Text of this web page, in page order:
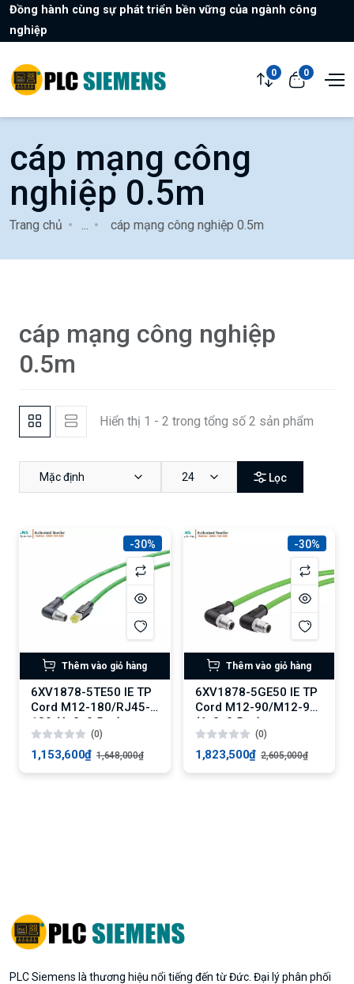
Đồng hành cùng sự phát triển bền vững của ngành công
nghiệp
0 0
cáp mạng công
nghiệp 0.5m
Trang chủ cáp mạng công nghiệp 0.5m
cáp mạng công nghiệp
0.5m
Hiển thị 1 - 2 trong tổng số 2 sản phẩm
Mặc định 24 Lọc
-30%
Thêm vào giỏ hàng
6XV1878-5TE50 IE TP
Cord M12-180/RJ45-
180 (4x2, 0,5 m)
(0)
1,153,600₫ 1,648,000₫
-30%
Thêm vào giỏ hàng
6XV1878-5GE50 IE TP
Cord M12-90/M12-90
(4x2, 0.5 m)
(0)
1,823,500₫ 2,605,000₫
PLC Siemens là thương hiệu nổi tiếng đến từ Đức. Đại lý phân phối